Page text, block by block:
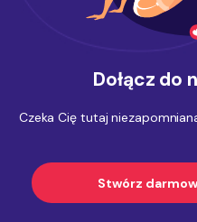
Dołącz do
Czeka Cię tutaj
Stwórz